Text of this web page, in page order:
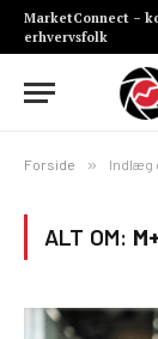
MarketConnect –
erhvervsfolk
Forside » Indlæg
ALT OM: